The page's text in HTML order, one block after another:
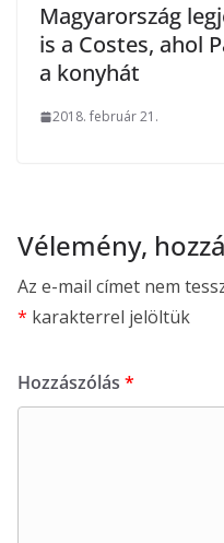
Magyarország
is a Costes, ahol
a konyhát
2018. február 21.
Vélemény,
Az e-mail címet nem
* karakterrel jelöltük
Hozzászólás *